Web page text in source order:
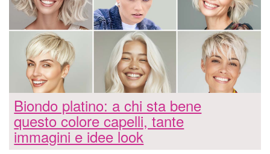
Biondo platino: a chi sta bene
questo colore capelli, tante
immagini e idee look